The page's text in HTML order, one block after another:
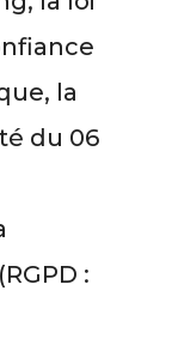
la
du 06
: